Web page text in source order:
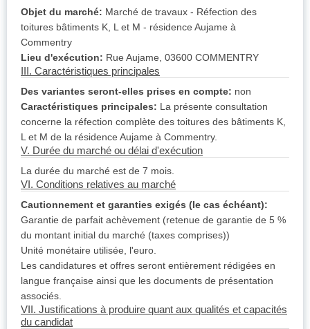
Objet du marché: Marché de travaux - Réfection des
toitures bâtiments K, L et M - résidence Aujame à
Commentry
Lieu d'exécution: Rue Aujame, 03600 COMMENTRY
III. Caractéristiques principales
Des variantes seront-elles prises en compte: non
Caractéristiques principales: La présente consultation
concerne la réfection complète des toitures des bâtiments K,
L et M de la résidence Aujame à Commentry.
V. Durée du marché ou délai d'exécution
La durée du marché est de 7 mois.
VI. Conditions relatives au marché
Cautionnement et garanties exigés (le cas échéant):
Garantie de parfait achèvement (retenue de garantie de 5 %
du montant initial du marché (taxes comprises))
Unité monétaire utilisée, l'euro.
Les candidatures et offres seront entièrement rédigées en
langue française ainsi que les documents de présentation
associés.
VII. Justifications à produire quant aux qualités et capacités
du candidat